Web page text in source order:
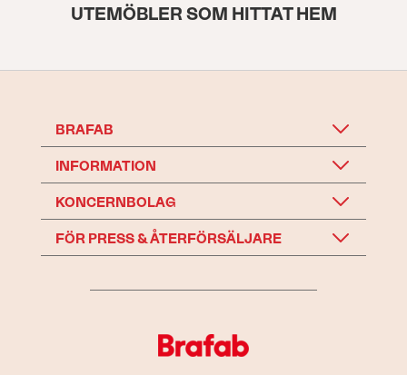
UTEMÖBLER SOM HITTAT HEM
BRAFAB
INFORMATION
KONCERNBOLAG
FÖR PRESS & ÅTERFÖRSÄLJARE